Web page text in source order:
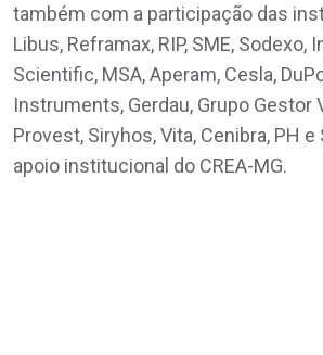
também com a participação das
Libus, Reframax, RIP, SME, Sodexo,
Scientific, MSA, Aperam, Cesla,
Instruments, Gerdau, Grupo Gestor
Provest, Siryhos, Vita, Cenibra, PH
apoio institucional do CREA-MG.